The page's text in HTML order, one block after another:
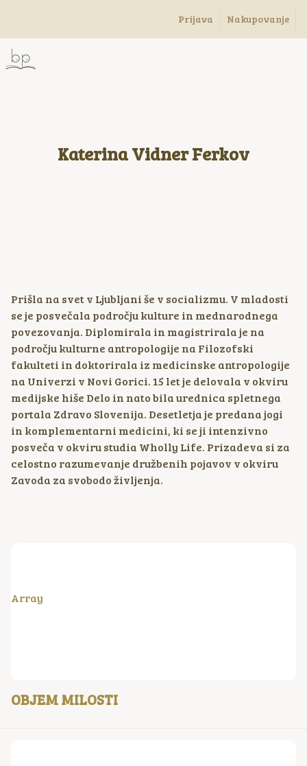
Prijava Nakupovanje
Katerina Vidner Ferkov
Prišla na svet v Ljubljani še v socializmu. V mladosti
se je posvečala področju kulture in mednarodnega
povezovanja. Diplomirala in magistrirala je na
področju kulturne antropologije na Filozofski
fakulteti in doktorirala iz medicinske antropologije
na Univerzi v Novi Gorici. 15 let je delovala v okviru
medijske hiše Delo in nato bila urednica spletnega
portala Zdravo Slovenija. Desetletja je predana jogi
in komplementarni medicini, ki se ji intenzivno
posveča v okviru studia Wholly Life. Prizadeva si za
celostno razumevanje družbenih pojavov v okviru
Zavoda za svobodo življenja.
Array
OBJEM MILOSTI